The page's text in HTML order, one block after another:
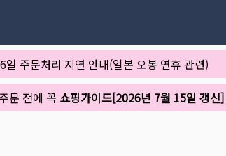
주문처리 지연 안내(일본 오봉 연휴 관련)
문 전에 꼭 쇼핑가이드[2026년 7월 15일 갱신]